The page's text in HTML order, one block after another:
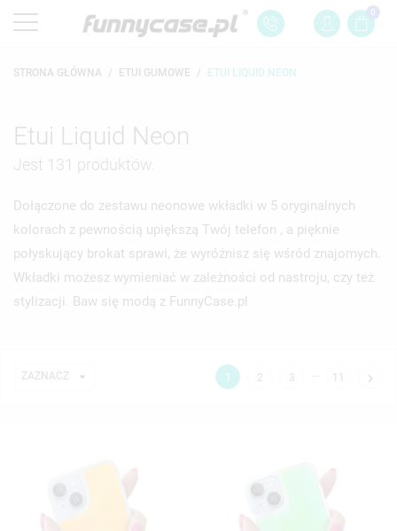
0
STRONA GŁÓWNA ETUI GUMOWE ETUI LIQUID NEON
Etui Liquid Neon
Jest 131 produktów.
Dołączone do zestawu neonowe wkładki w 5 oryginalnych
kolorach z pewnością upiększą Twój telefon , a pięknie
połyskujący brokat sprawi, że wyróżnisz się wśród znajomych.
Wkładki możesz wymieniać w zależności od nastroju, czy też
stylizacji. Baw się modą z FunnyCase.pl
ZAZNACZ  1 2 3 … 11 